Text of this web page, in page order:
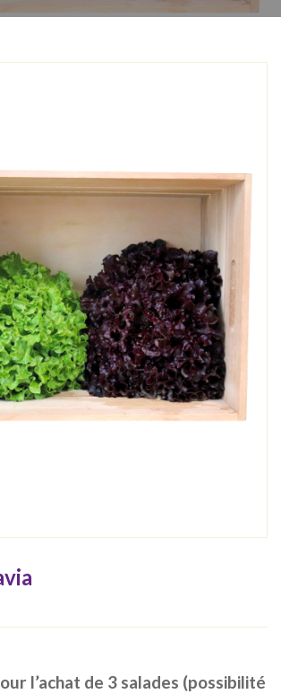
l’achat de 3 salades (possibilité